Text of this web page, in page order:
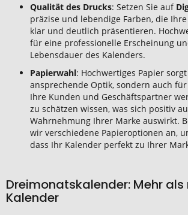
Qualität des Drucks: Setzen Sie auf
präzise und lebendige Farben, die Ihre
klar und deutlich präsentieren.
für eine professionelle Erscheinung
Lebensdauer des Kalenders.
Papierwahl: Hochwertiges Papier
ansprechende Optik, sondern auch
Ihre Kunden und Geschäftspartner
zu schätzen wissen, was sich positiv
Wahrnehmung Ihrer Marke auswirkt.
wir verschiedene Papieroptionen an,
dass Ihr Kalender perfekt zu Ihrer
Dreimonatskalender: Mehr als
Kalender